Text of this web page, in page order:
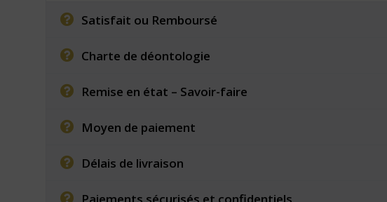
Satisfait ou Remboursé
Charte de déontologie
Remise en état – Savoir-faire
Moyen de paiement
Délais de livraison